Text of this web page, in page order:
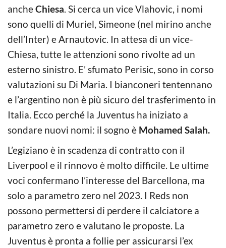
ancheChiesa. Si cerca un vice Vlahovic, i nomi
sono quelli di Muriel, Simeone (nel mirino anche
dell’Inter) e Arnautovic. In attesa di un vice-
Chiesa, tutte le attenzioni sono rivolte ad un
esterno sinistro. E’ sfumato Perisic, sono in corso
valutazioni su Di Maria. I bianconeri tentennano
e l’argentino non è più sicuro del trasferimento in
Italia. Ecco perché la Juventus ha iniziato a
sondare nuovi nomi: il sogno è Mohamed Salah.
L’egiziano è in scadenza di contratto con il
Liverpool e il rinnovo è molto difficile. Le ultime
voci confermano l’interesse del Barcellona, ma
solo a parametro zero nel 2023. I Reds non
possono permettersi di perdere il calciatore a
parametro zero e valutano le proposte. La
Juventus è pronta a follie per assicurarsi l’ex